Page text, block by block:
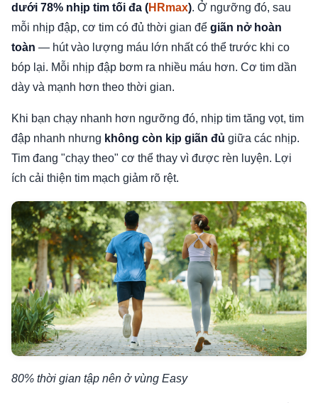
dưới 78% nhịp tim tối đa (HRmax). Ở ngưỡng đó, sau
mỗi nhịp đập, cơ tim có đủ thời gian để giãn nở hoàn
toàn — hút vào lượng máu lớn nhất có thể trước khi co
bóp lại. Mỗi nhịp đập bơm ra nhiều máu hơn. Cơ tim dần
dày và mạnh hơn theo thời gian.
Khi bạn chạy nhanh hơn ngưỡng đó, nhịp tim tăng vọt, tim
đập nhanh nhưng không còn kịp giãn đủ giữa các nhịp.
Tim đang "chạy theo" cơ thể thay vì được rèn luyện. Lợi
ích cải thiện tim mạch giảm rõ rệt.
80% thời gian tập nên ở vùng Easy